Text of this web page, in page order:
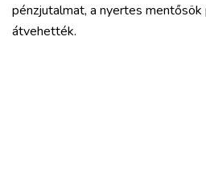
pénzjutalmat, a nyertes
átvehették.